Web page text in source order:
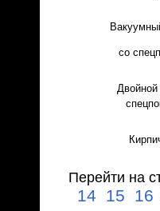
со
Двойной
Перейти на
14 15 16